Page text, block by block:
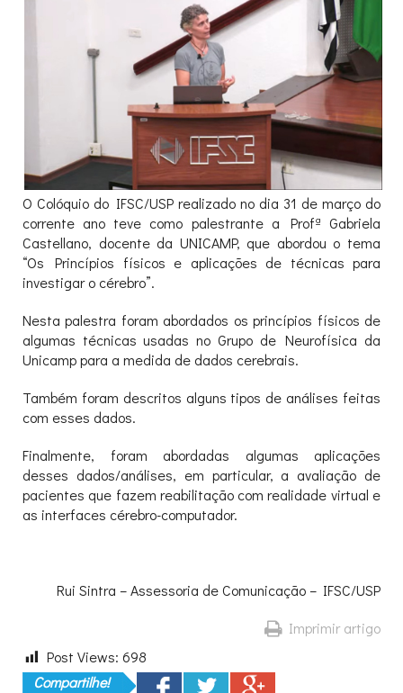
O Colóquio do IFSC/USP realizado no dia 31 de março do
corrente ano teve como palestrante a Profª Gabriela
Castellano, docente da UNICAMP, que abordou o tema
“Os Princípios físicos e aplicações de técnicas para
investigar o cérebro”.
Nesta palestra foram abordados os princípios físicos de
algumas técnicas usadas no Grupo de Neurofísica da
Unicamp para a medida de dados cerebrais.
Também foram descritos alguns tipos de análises feitas
com esses dados.
Finalmente, foram abordadas algumas aplicações
desses dados/análises, em particular, a avaliação de
pacientes que fazem reabilitação com realidade virtual e
as interfaces cérebro-computador.
Rui Sintra – Assessoria de Comunicação – IFSC/USP
Imprimir artigo
Post Views: 698
Compartilhe!